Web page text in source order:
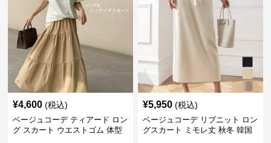
¥4,600 (税込)
ベージュコーデ ティアード ロン
グ スカート ウエストゴム 体型
¥5,950 (税込)
ベージュコーデ リブニット ロン
グスカート ミモレ丈 秋冬 韓国